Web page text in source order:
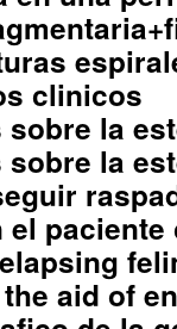
clinicos
la
la
aid of